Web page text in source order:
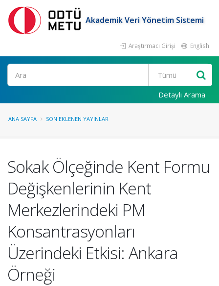
Akademik Veri Yönetim Sistemi
Araştırmacı Girişi English
Ara
Detaylı Arama
ANA SAYFA SON EKLENEN YAYINLAR
Sokak Ölçeğinde Kent Formu
Değişkenlerinin Kent
Merkezlerindeki PM
Konsantrasyonları
Üzerindeki Etkisi: Ankara
Örneği